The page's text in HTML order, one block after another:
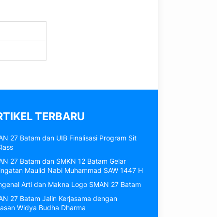
TERBARU
27 Batam dan UIB Finalisasi Program Sit
27 Batam dan SMKN 12 Batam Gelar
Maulid Nabi Muhammad SAW 1447 H
Arti dan Makna Logo SMAN 27 Batam
27 Batam Jalin Kerjasama dengan
Widya Budha Dharma